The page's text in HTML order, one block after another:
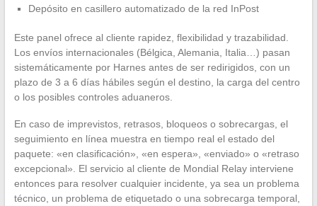
Depósito en casillero automatizado de la red InPost
Este panel ofrece al cliente rapidez, flexibilidad y trazabilidad.
Los envíos internacionales (Bélgica, Alemania, Italia…) pasan
sistemáticamente por Harnes antes de ser redirigidos, con un
plazo de 3 a 6 días hábiles según el destino, la carga del centro
o los posibles controles aduaneros.
En caso de imprevistos, retrasos, bloqueos o sobrecargas, el
seguimiento en línea muestra en tiempo real el estado del
paquete: «en clasificación», «en espera», «enviado» o «retraso
excepcional». El servicio al cliente de Mondial Relay interviene
entonces para resolver cualquier incidente, ya sea un problema
técnico, un problema de etiquetado o una sobrecarga temporal,